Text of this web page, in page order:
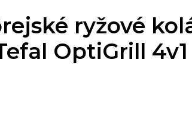
ryžové
OptiGrill